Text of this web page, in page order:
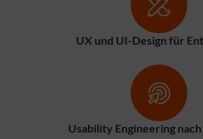
UX und UI-Design für
Usability Engineering